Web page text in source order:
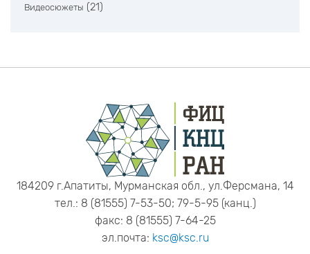
Видеосюжеты (21)
184209 г.Апатиты, Мурманская обл., ул.Ферсмана, 14
тел.: 8 (81555) 7-53-50; 79-5-95 (канц.)
факс: 8 (81555) 7-64-25
эл.почта: ksc@ksc.ru